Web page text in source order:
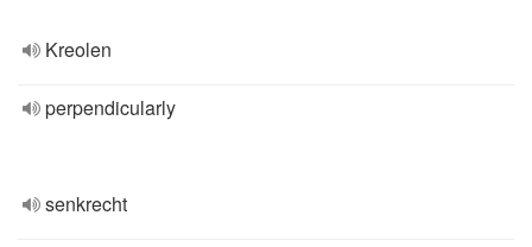
Kreolen
perpendicularly
senkrecht